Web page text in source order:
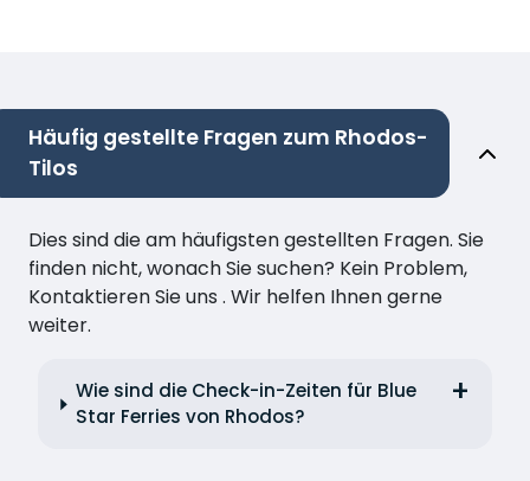
Häufig gestellte Fragen zum Rhodos-
Tilos
Dies sind die am häufigsten gestellten Fragen. Sie
finden nicht, wonach Sie suchen? Kein Problem,
Kontaktieren Sie uns . Wir helfen Ihnen gerne
weiter.
Wie sind die Check-in-Zeiten für Blue
Star Ferries von Rhodos?